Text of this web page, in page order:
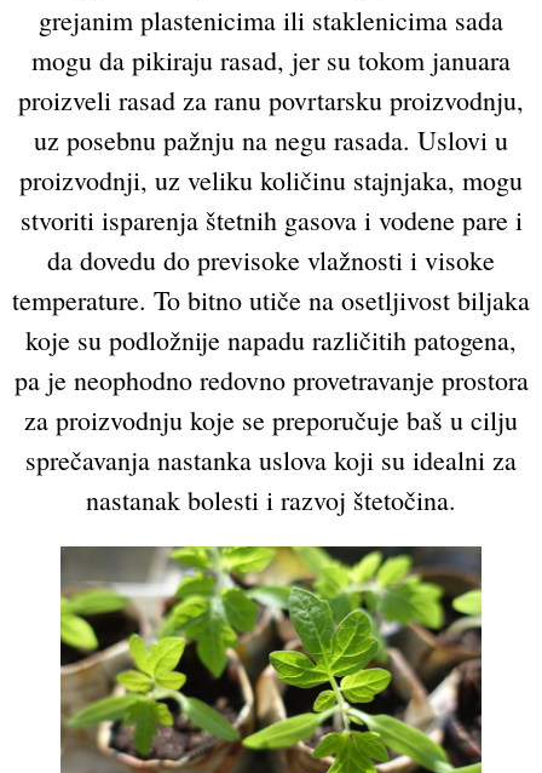
grejanim plastenicima ili staklenicima sada
mogu da pikiraju rasad, jer su tokom januara
proizveli rasad za ranu povrtarsku proizvodnju,
uz posebnu pažnju na negu rasada. Uslovi u
proizvodnji, uz veliku količinu stajnjaka, mogu
stvoriti isparenja štetnih gasova i vodene pare i
da dovedu do previsoke vlažnosti i visoke
temperature. To bitno utiče na osetljivost biljaka
koje su podložnije napadu različitih patogena,
pa je neophodno redovno provetravanje prostora
za proizvodnju koje se preporučuje baš u cilju
sprečavanja nastanka uslova koji su idealni za
nastanak bolesti i razvoj štetočina.